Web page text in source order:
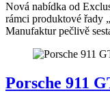
Nová nabídka od
rámci produktové řady
Manufaktur pečlivě
Porsche 911